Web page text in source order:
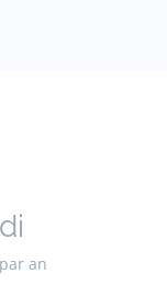
an